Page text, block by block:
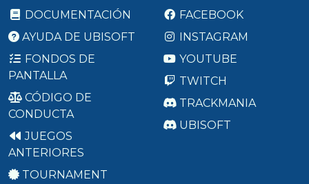
DOCUMENTACIÓN
AYUDA DE UBISOFT
FONDOS DE
PANTALLA
CÓDIGO DE
CONDUCTA
JUEGOS
ANTERIORES
TOURNAMENT
FACEBOOK
INSTAGRAM
YOUTUBE
TWITCH
TRACKMANIA
UBISOFT